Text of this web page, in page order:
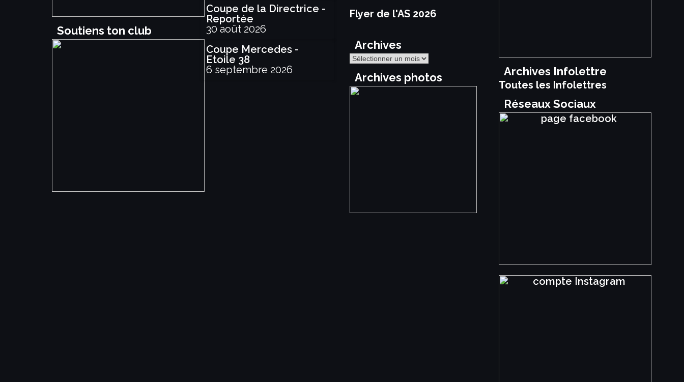
Soutiens ton club
Coupe de la Directrice -
Reportée
30 août 2026
Coupe Mercedes -
Etoile 38
6 septembre 2026
Flyer de l'AS 2026
Archives
Archives
Archives photos Archives Infolettre
Toutes les Infolettres
Réseaux Sociaux